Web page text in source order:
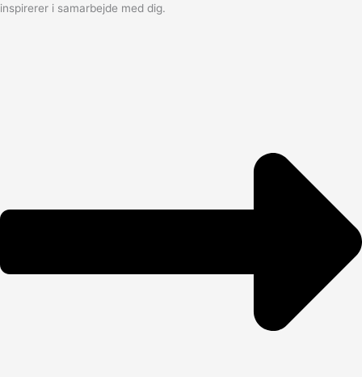
inspirerer i samarbejde med dig.